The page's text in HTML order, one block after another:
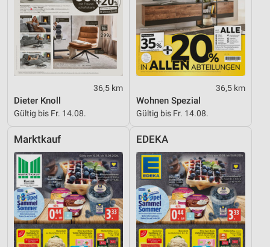
36,5 km
Dieter Knoll
Gültig bis Fr. 14.08.
36,5 km
Wohnen Spezial
Gültig bis Fr. 14.08.
Marktkauf EDEKA